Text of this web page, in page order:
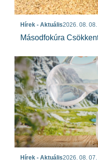
Hírek - Aktuális2026. 08. 08.
Másodfokúra
Hírek - Aktuális2026. 08. 07.